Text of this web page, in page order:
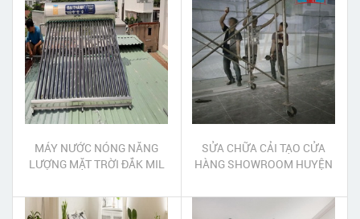
MÁY NƯỚC NÓNG NĂNG
LƯỢNG MẶT TRỜI ĐẮK MIL
SỬA CHỮA CẢI TẠO CỬA
HÀNG SHOWROOM HUYỆN